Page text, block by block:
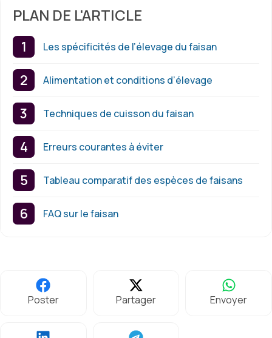
PLAN DE L'ARTICLE
Les spécificités de l’élevage du faisan
Alimentation et conditions d’élevage
Techniques de cuisson du faisan
Erreurs courantes à éviter
Tableau comparatif des espèces de faisans
FAQ sur le faisan
Poster Partager Envoyer